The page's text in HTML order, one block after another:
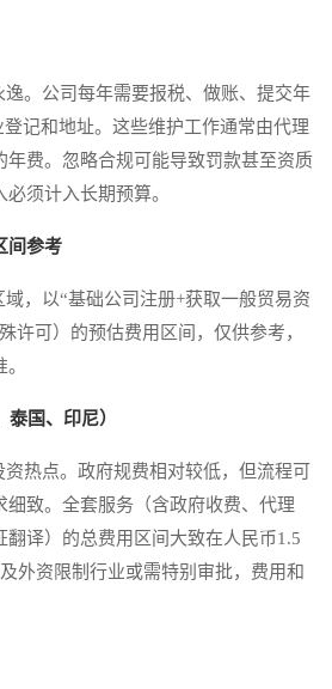
。公司每年需要报税、做账、提交年
记和地址。这些维护工作通常由代理
年费。忽略合规可能导致罚款甚至资质
须计入长期预算。
间参考
，以“基础公司注册+获取一般贸易资
许可）的预估费用区间，仅供参考，
国、印尼）
点。政府规费相对较低，但流程可
细致。全套服务（含政府收费、代理
翻译）的总费用区间大致在人民币1.5
外资限制行业或需特别审批，费用和